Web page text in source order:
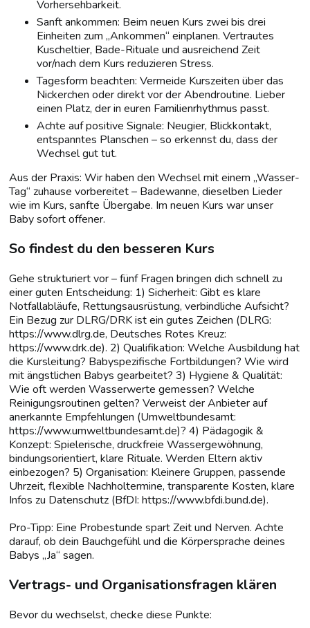
Vorhersehbarkeit.
Sanft ankommen: Beim neuen Kurs zwei bis drei
Einheiten zum „Ankommen“ einplanen. Vertrautes
Kuscheltier, Bade-Rituale und ausreichend Zeit
vor/nach dem Kurs reduzieren Stress.
Tagesform beachten: Vermeide Kurszeiten über das
Nickerchen oder direkt vor der Abendroutine. Lieber
einen Platz, der in euren Familienrhythmus passt.
Achte auf positive Signale: Neugier, Blickkontakt,
entspanntes Planschen – so erkennst du, dass der
Wechsel gut tut.
Aus der Praxis: Wir haben den Wechsel mit einem „Wasser-
Tag“ zuhause vorbereitet – Badewanne, dieselben Lieder
wie im Kurs, sanfte Übergabe. Im neuen Kurs war unser
Baby sofort offener.
So findest du den besseren Kurs
Gehe strukturiert vor – fünf Fragen bringen dich schnell zu
einer guten Entscheidung: 1) Sicherheit: Gibt es klare
Notfallabläufe, Rettungsausrüstung, verbindliche Aufsicht?
Ein Bezug zur DLRG/DRK ist ein gutes Zeichen (DLRG:
https://www.dlrg.de, Deutsches Rotes Kreuz:
https://www.drk.de). 2) Qualifikation: Welche Ausbildung hat
die Kursleitung? Babyspezifische Fortbildungen? Wie wird
mit ängstlichen Babys gearbeitet? 3) Hygiene & Qualität:
Wie oft werden Wasserwerte gemessen? Welche
Reinigungsroutinen gelten? Verweist der Anbieter auf
anerkannte Empfehlungen (Umweltbundesamt:
https://www.umweltbundesamt.de)? 4) Pädagogik &
Konzept: Spielerische, druckfreie Wassergewöhnung,
bindungsorientiert, klare Rituale. Werden Eltern aktiv
einbezogen? 5) Organisation: Kleinere Gruppen, passende
Uhrzeit, flexible Nachholtermine, transparente Kosten, klare
Infos zu Datenschutz (BfDI: https://www.bfdi.bund.de).
Pro-Tipp: Eine Probestunde spart Zeit und Nerven. Achte
darauf, ob dein Bauchgefühl und die Körpersprache deines
Babys „Ja“ sagen.
Vertrags- und Organisationsfragen klären
Bevor du wechselst, checke diese Punkte: